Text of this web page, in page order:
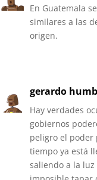
En Guatemala
similares a las
origen.
gerardo
Hay verdades
gobiernos
peligro el poder
tiempo ya está
saliendo a la